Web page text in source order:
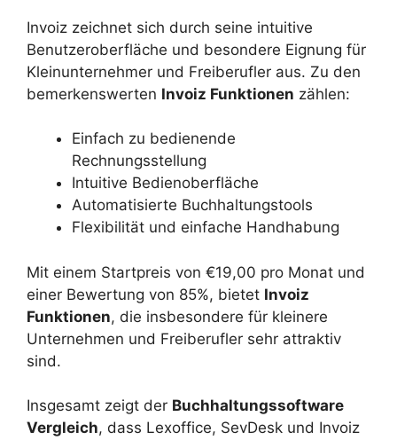
Invoiz zeichnet sich durch seine intuitive
Benutzeroberfläche und besondere Eignung für
Kleinunternehmer und Freiberufler aus. Zu den
bemerkenswerten Invoiz Funktionen zählen:
Einfach zu bedienende
Rechnungsstellung
Intuitive Bedienoberfläche
Automatisierte Buchhaltungstools
Flexibilität und einfache Handhabung
Mit einem Startpreis von €19,00 pro Monat und
einer Bewertung von 85%, bietet Invoiz
Funktionen, die insbesondere für kleinere
Unternehmen und Freiberufler sehr attraktiv
sind.
Insgesamt zeigt der Buchhaltungssoftware
Vergleich, dass Lexoffice, SevDesk und Invoiz